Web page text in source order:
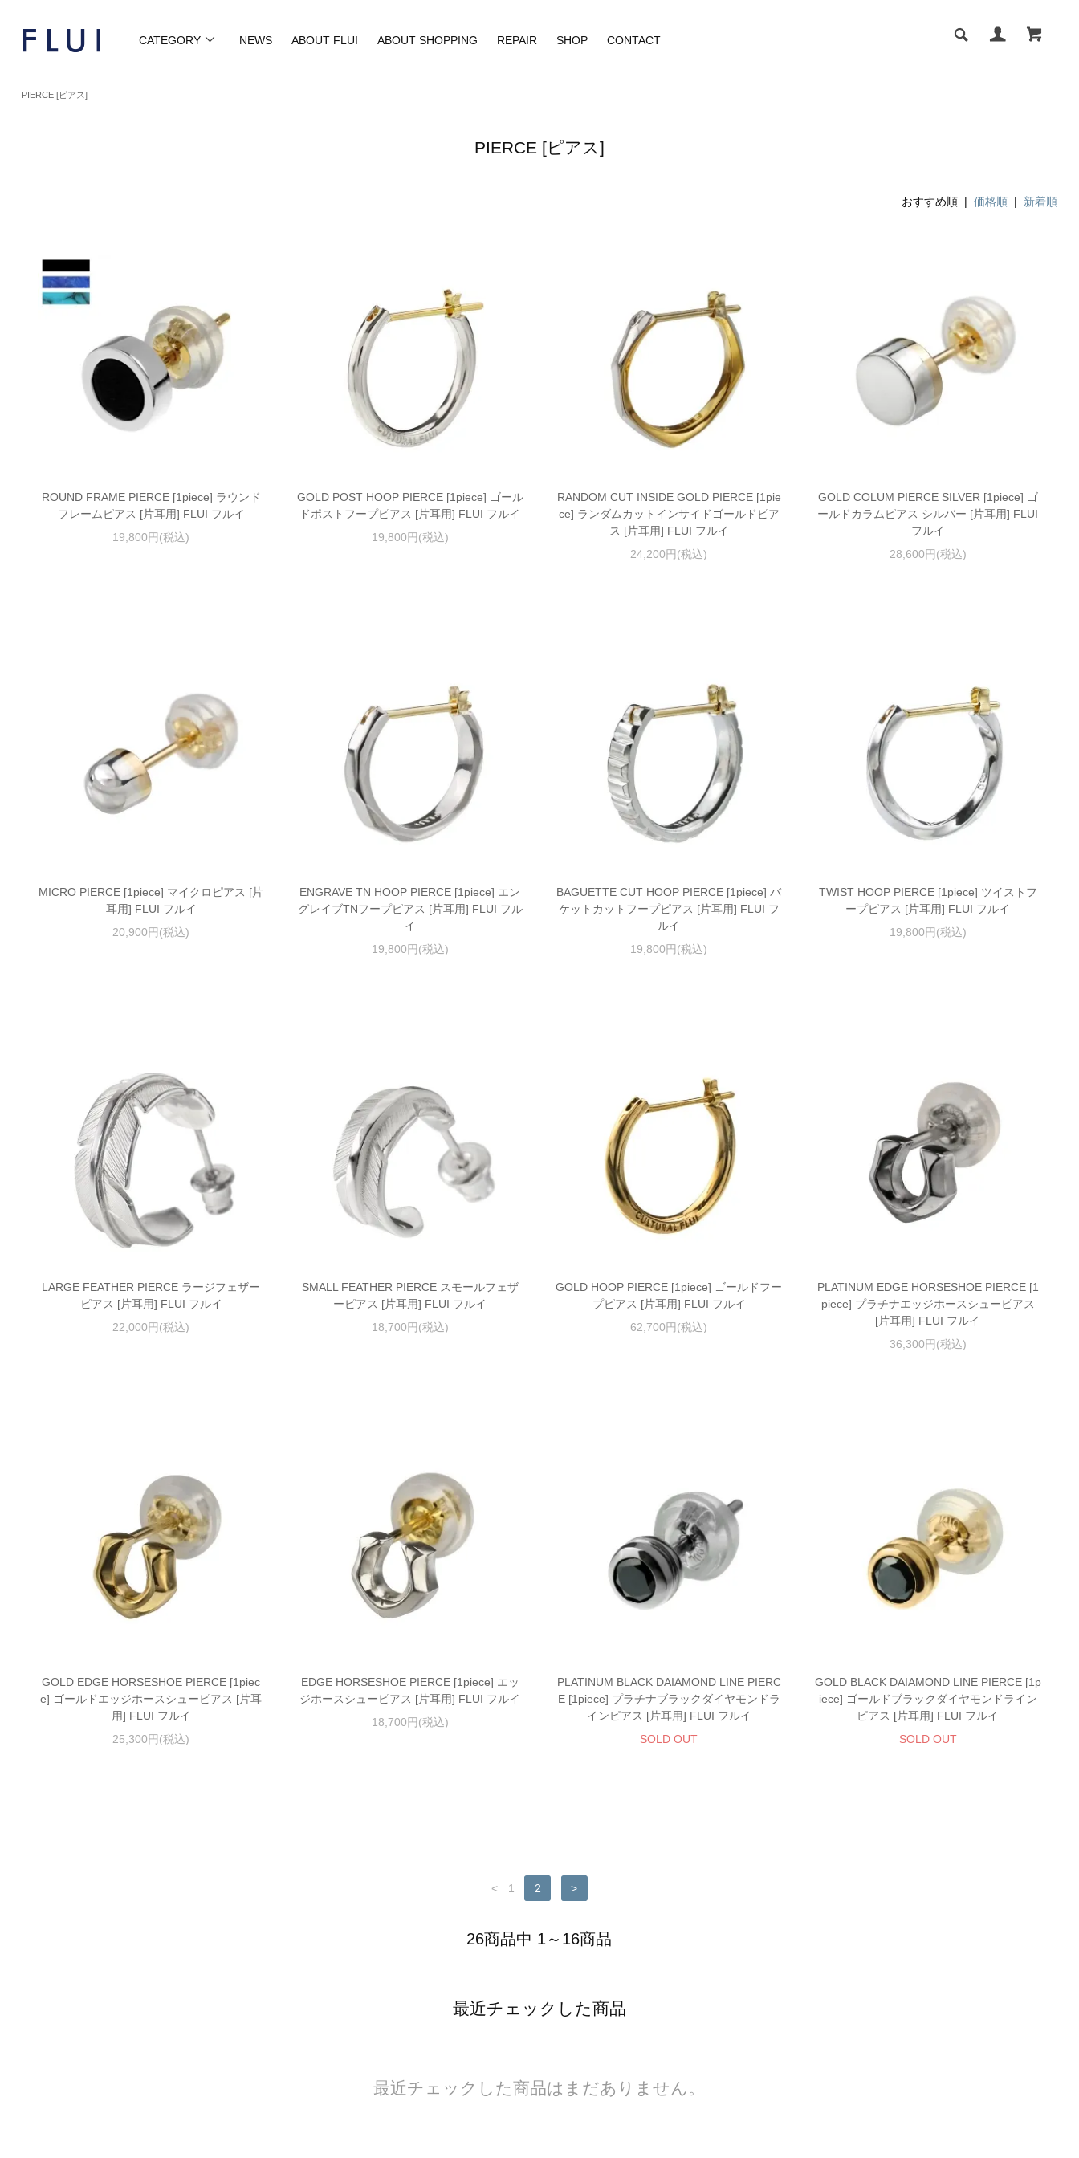
CATEGORY NEWS ABOUT FLUI ABOUT SHOPPING REPAIR SHOP CONTACT
PIERCE [ピアス]
PIERCE [ピアス]
おすすめ順 |価格順 | 新着順
ROUND FRAME PIERCE [1piece] ラウンド
フレームピアス [片耳用] FLUI フルイ
19,800円(税込)
GOLD POST HOOP PIERCE [1piece] ゴール
ドポストフープピアス [片耳用] FLUI フルイ
19,800円(税込)
RANDOM CUT INSIDE GOLD PIERCE [1pie
ce] ランダムカットインサイドゴールドピア
ス [片耳用] FLUI フルイ
24,200円(税込)
GOLD COLUM PIERCE SILVER [1piece] ゴ
ールドカラムピアス シルバー [片耳用] FLUI
フルイ
28,600円(税込)
MICRO PIERCE [1piece] マイクロピアス [片
耳用] FLUI フルイ
20,900円(税込)
ENGRAVE TN HOOP PIERCE [1piece] エン
グレイブTNフープピアス [片耳用] FLUI フル
イ
19,800円(税込)
BAGUETTE CUT HOOP PIERCE [1piece] バ
ケットカットフープピアス [片耳用] FLUI フ
ルイ
19,800円(税込)
TWIST HOOP PIERCE [1piece] ツイストフ
ープピアス [片耳用] FLUI フルイ
19,800円(税込)
LARGE FEATHER PIERCE ラージフェザー
ピアス [片耳用] FLUI フルイ
22,000円(税込)
SMALL FEATHER PIERCE スモールフェザ
ーピアス [片耳用] FLUI フルイ
18,700円(税込)
GOLD HOOP PIERCE [1piece] ゴールドフー
プピアス [片耳用] FLUI フルイ
62,700円(税込)
PLATINUM EDGE HORSESHOE PIERCE [1
piece] プラチナエッジホースシューピアス
[片耳用] FLUI フルイ
36,300円(税込)
GOLD EDGE HORSESHOE PIERCE [1piec
e] ゴールドエッジホースシューピアス [片耳
用] FLUI フルイ
25,300円(税込)
EDGE HORSESHOE PIERCE [1piece] エッ
ジホースシューピアス [片耳用] FLUI フルイ
18,700円(税込)
PLATINUM BLACK DAIAMOND LINE PIERC
E [1piece] プラチナブラックダイヤモンドラ
インピアス [片耳用] FLUI フルイ
SOLD OUT
GOLD BLACK DAIAMOND LINE PIERCE [1p
iece] ゴールドブラックダイヤモンドライン
ピアス [片耳用] FLUI フルイ
SOLD OUT
< 1 2 >
26商品中 1～16商品
最近チェックした商品
最近チェックした商品はまだありません。